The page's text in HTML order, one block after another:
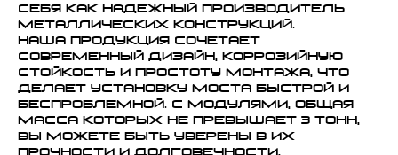
себя как надежный производитель
металлических конструкций.
Наша продукция сочетает
современный дизайн, коррозийную
стойкость и простоту монтажа, что
делает установку моста быстрой и
беспроблемной. С модулями, общая
масса которых не превышает 3 тонн,
вы можете быть уверены в их